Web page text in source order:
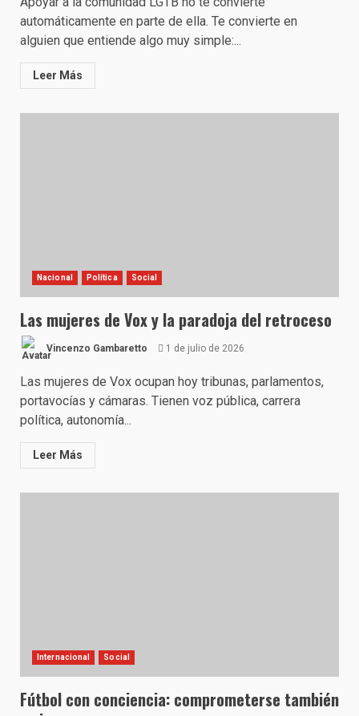
automáticamente en parte de ella. Te convierte en
alguien que entiende algo muy simple:...
Leer Más
Nacional Política Social
Las mujeres de Vox y la paradoja del retroceso
Vincenzo Gambaretto 1 de julio de 2026
Las mujeres de Vox ocupan hoy tribunas, parlamentos,
portavocías y cámaras. Tienen voz pública, carrera
política, autonomía...
Leer Más
Internacional Social
Fútbol con conciencia: comprometerse también